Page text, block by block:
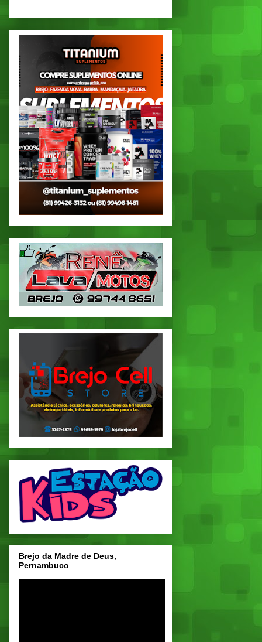
Brejo da Madre de Deus,
Pernambuco